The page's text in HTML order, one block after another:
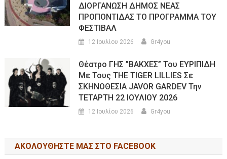
ΔΙΟΡΓΑΝΩΣΗ ΔΗΜΟΣ ΝΕΑΣ
ΠΡΟΠΟΝΤΙΔΑΣ ΤΟ ΠΡΟΓΡΑΜΜΑ ΤΟΥ
ΦΕΣΤΙΒΑΛ
12 Ιουλίου 2026 Gr4you
Θέατρο ΓΗΣ ”ΒΑΚΧΕΣ” Του ΕΥΡΙΠΙΔΗ
Με Τους THE TIGER LILLIES Σε
ΣΚΗΝΟΘΕΣΙΑ JAVOR GARDEV Την
ΤΕΤΑΡΤΗ 22 ΙΟΥΛΙΟΥ 2026
12 Ιουλίου 2026 Gr4you
ΑΚΟΛΟΥΘΉΣΤΕ ΜΑΣ ΣΤΟ FACEBOOK